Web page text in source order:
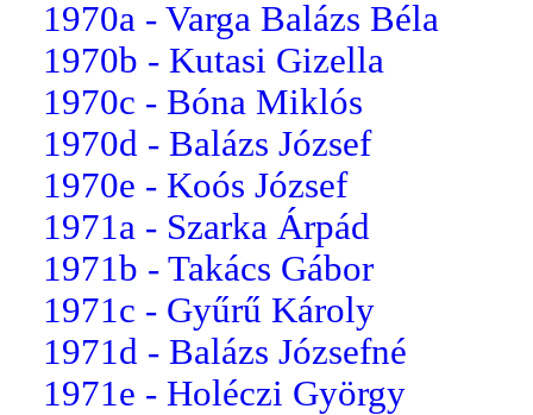
1970a - Varga Balázs Béla
1970b - Kutasi Gizella
1970c - Bóna Miklós
1970d - Balázs József
1970e - Koós József
1971a - Szarka Árpád
1971b - Takács Gábor
1971c - Gyűrű Károly
1971d - Balázs Józsefné
1971e - Holéczi György